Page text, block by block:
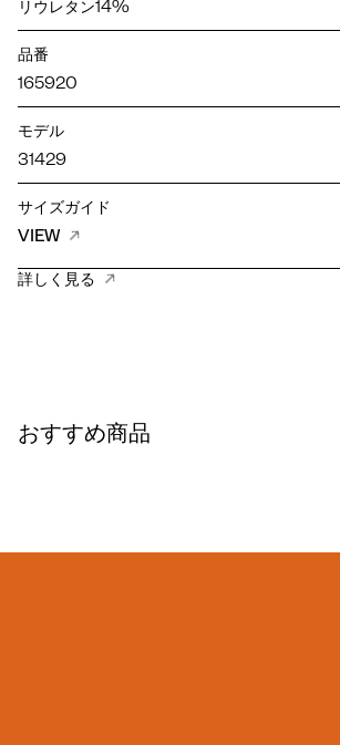
リウレタン14%
品番
165920
モデル
31429
サイズガイド
VIEW
詳しく見る
おすすめ商品